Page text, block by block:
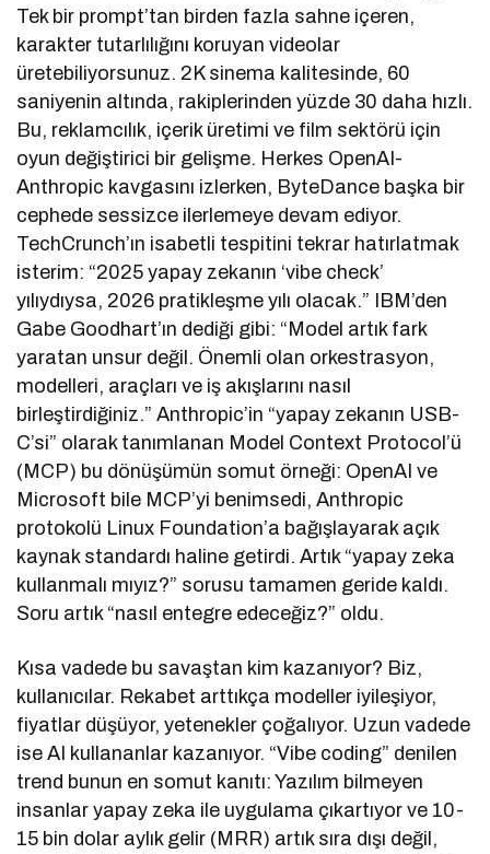
Tek bir prompt’tan birden fazla sahne içeren,
karakter tutarlılığını koruyan videolar
üretebiliyorsunuz. 2K sinema kalitesinde, 60
saniyenin altında, rakiplerinden yüzde 30 daha hızlı.
Bu, reklamcılık, içerik üretimi ve film sektörü için
oyun değiştirici bir gelişme. Herkes OpenAI-
Anthropic kavgasını izlerken, ByteDance başka bir
cephede sessizce ilerlemeye devam ediyor.
TechCrunch’ın isabetli tespitini tekrar hatırlatmak
isterim: “2025 yapay zekanın ‘vibe check’
yılıydıysa, 2026 pratikleşme yılı olacak.” IBM’den
Gabe Goodhart’ın dediği gibi: “Model artık fark
yaratan unsur değil. Önemli olan orkestrasyon,
modelleri, araçları ve iş akışlarını nasıl
birleştirdiğiniz.” Anthropic’in “yapay zekanın USB-
C’si” olarak tanımlanan Model Context Protocol’ü
(MCP) bu dönüşümün somut örneği: OpenAI ve
Microsoft bile MCP’yi benimsedi, Anthropic
protokolü Linux Foundation’a bağışlayarak açık
kaynak standardı haline getirdi. Artık “yapay zeka
kullanmalı mıyız?” sorusu tamamen geride kaldı.
Soru artık “nasıl entegre edeceğiz?” oldu.
Kısa vadede bu savaştan kim kazanıyor? Biz,
kullanıcılar. Rekabet arttıkça modeller iyileşiyor,
fiyatlar düşüyor, yetenekler çoğalıyor. Uzun vadede
ise AI kullananlar kazanıyor. “Vibe coding” denilen
trend bunun en somut kanıtı: Yazılım bilmeyen
insanlar yapay zeka ile uygulama çıkartıyor ve 10-
15 bin dolar aylık gelir (MRR) artık sıra dışı değil,